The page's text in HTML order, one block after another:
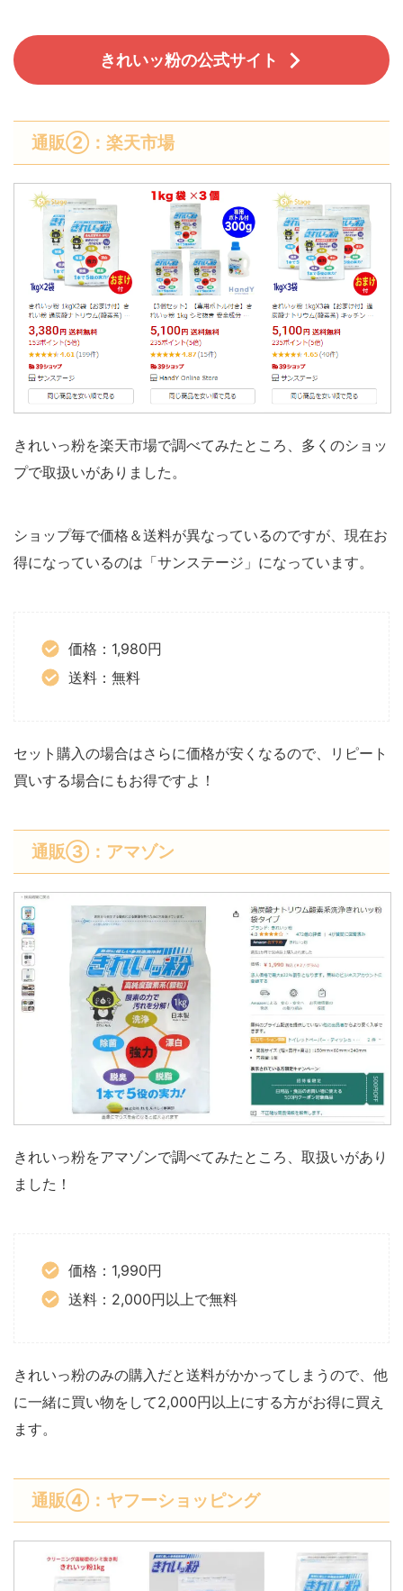
きれいッ粉の公式サイト
通販②：楽天市場
きれいっ粉を楽天市場で調べてみたところ、多くのショッ
プで取扱いがありました。
ショップ毎で価格＆送料が異なっているのですが、現在お
得になっているのは「サンステージ」になっています。
価格：1,980円
送料：無料
セット購入の場合はさらに価格が安くなるので、リピート
買いする場合にもお得ですよ！
通販③：アマゾン
きれいっ粉をアマゾンで調べてみたところ、取扱いがあり
ました！
価格：1,990円
送料：2,000円以上で無料
きれいっ粉のみの購入だと送料がかかってしまうので、他
に一緒に買い物をして2,000円以上にする方がお得に買え
ます。
通販④：ヤフーショッピング